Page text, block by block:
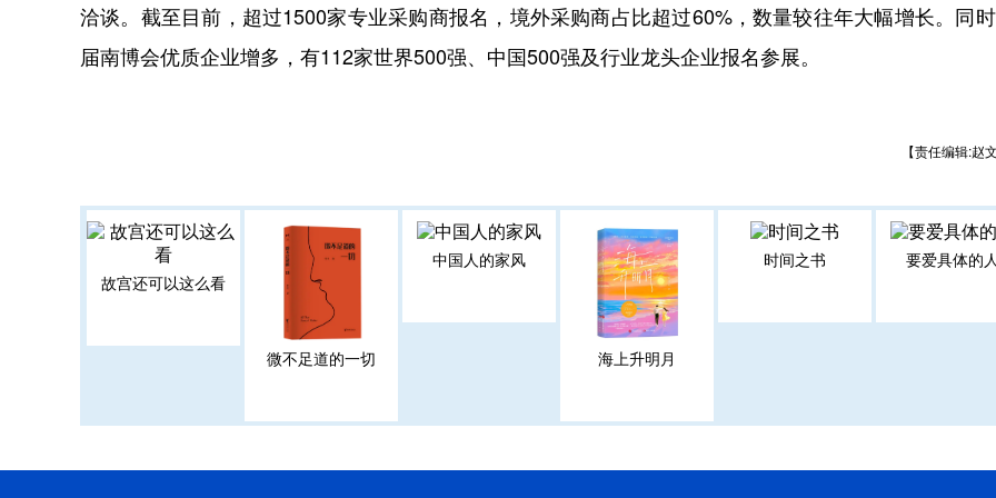
洽谈。截至目前，超过1500家专业采购商报名，境外采购商占比超过60%，数量较往年大幅增长。同
届南博会优质企业增多，有112家世界500强、中国500强及行业龙头企业报名参展。
【责任编辑:赵
故宫还可以这么看
微不足道的一切
中国人的家风
海上升明月
时间之书 要爱具体的人